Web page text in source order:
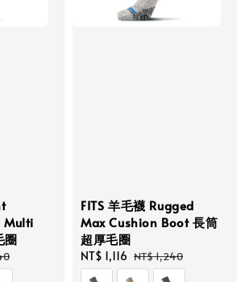
Multi
圈
FITS 羊毛襪 Rugged
Max Cushion Boot 長筒
超厚毛圈
Sale
price
NT$ 1,116 Regular
price
NT$ 1,240